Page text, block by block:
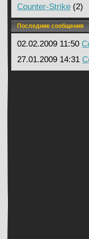
Counter-Strike (2)
Последние сообщения
02.02.2009 11:50
27.01.2009 14:31